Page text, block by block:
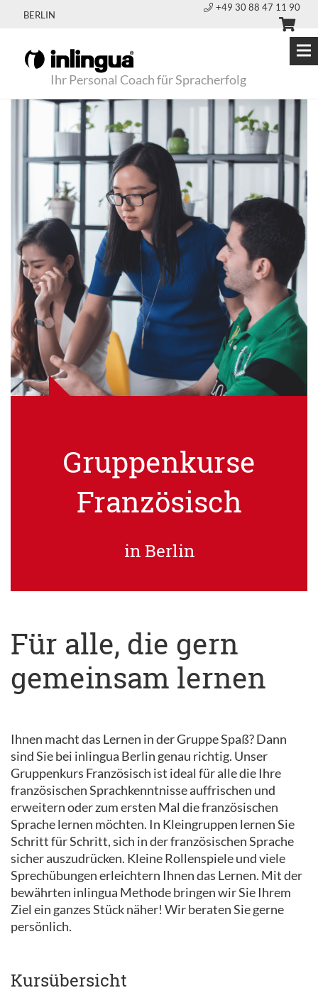
BERLIN
+49 30 88 47 11 90
Ihr Personal Coach für Spracherfolg
Gruppenkurse
Französisch
in Berlin
Für alle, die gern
gemeinsam lernen
Ihnen macht das Lernen in der Gruppe Spaß? Dann
sind Sie bei inlingua Berlin genau richtig. Unser
Gruppenkurs Französisch ist ideal für alle die Ihre
französischen Sprachkenntnisse auffrischen und
erweitern oder zum ersten Mal die französischen
Sprache lernen möchten. In Kleingruppen lernen Sie
Schritt für Schritt, sich in der französischen Sprache
sicher auszudrücken. Kleine Rollenspiele und viele
Sprechübungen erleichtern Ihnen das Lernen. Mit der
bewährten inlingua Methode bringen wir Sie Ihrem
Ziel ein ganzes Stück näher! Wir beraten Sie gerne
persönlich.
Kursübersicht